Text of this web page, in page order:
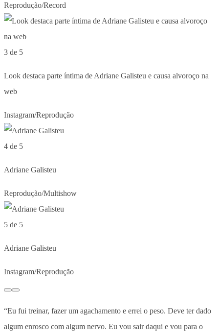
Reprodução/Record
3 de 5
Look destaca parte íntima de Adriane Galisteu e causa alvoroço na
web
Instagram/Reprodução
4 de 5
Adriane Galisteu
Reprodução/Multishow
5 de 5
Adriane Galisteu
Instagram/Reprodução
“Eu fui treinar, fazer um agachamento e errei o peso. Deve ter dado
algum enrosco com algum nervo. Eu vou sair daqui e vou para o